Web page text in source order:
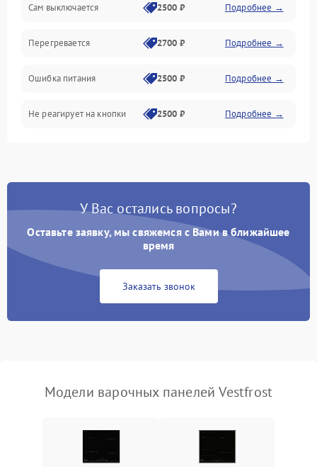
Сам выключается 2500 ₽ Подробнее →
Перегревается 2700 ₽ Подробнее →
Ошибка питания 2500 ₽ Подробнее →
Не реагирует на кнопки 2500 ₽ Подробнее →
У Вас остались вопросы?
Оставьте заявку, мы свяжемся с Вами в ближайшее
время
Заказать звонок
Модели варочных панелей Vestfrost